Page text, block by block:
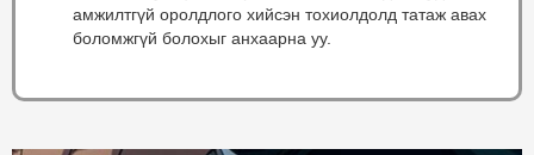
амжилтгүй оролдлого хийсэн тохиолдолд татаж авах
боломжгүй болохыг анхаарна уу.